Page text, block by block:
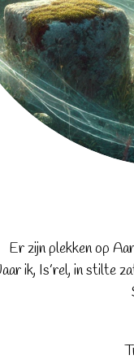
Er zijn plekken op
ik, Is’rel, in stilte